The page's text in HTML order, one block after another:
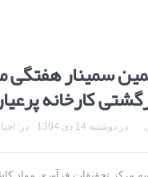
سمینار
پرعیارکنی
دردوشنبه 14 دی 1394 در: اخبار